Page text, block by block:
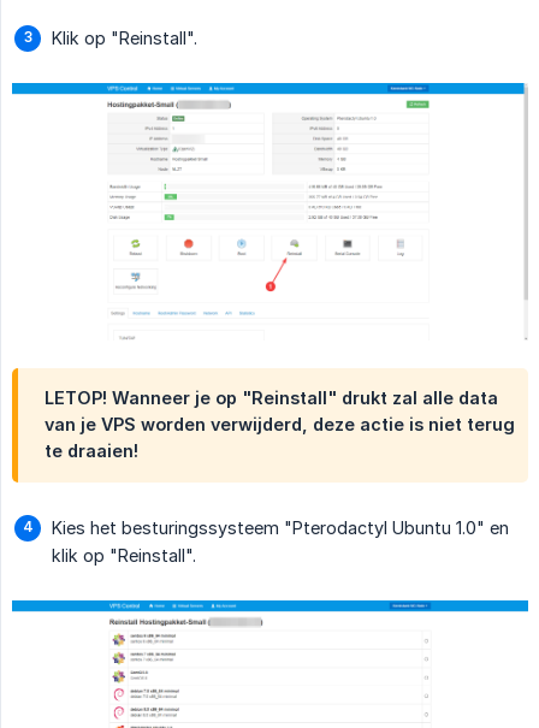
Klik op "Reinstall".
LETOP! Wanneer je op "Reinstall" drukt zal alle data
van je VPS worden verwijderd, deze actie is niet terug
te draaien!
Kies het besturingssysteem "Pterodactyl Ubuntu 1.0" en
klik op "Reinstall".